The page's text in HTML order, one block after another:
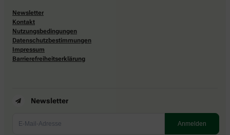
Newsletter
Kontakt
Nutzungsbedingungen
Datenschutzbestimmungen
Impressum
Barrierefreiheitserklärung
Newsletter